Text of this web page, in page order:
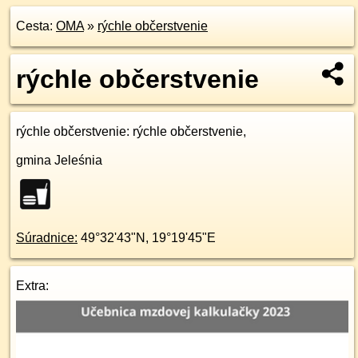
Cesta: OMA» rýchle občerstvenie
rýchle občerstvenie
rýchle občerstvenie: rýchle občerstvenie,
gmina Jeleśnia
Súradnice: 49°32'43"N , 19°19'45"E
Extra: